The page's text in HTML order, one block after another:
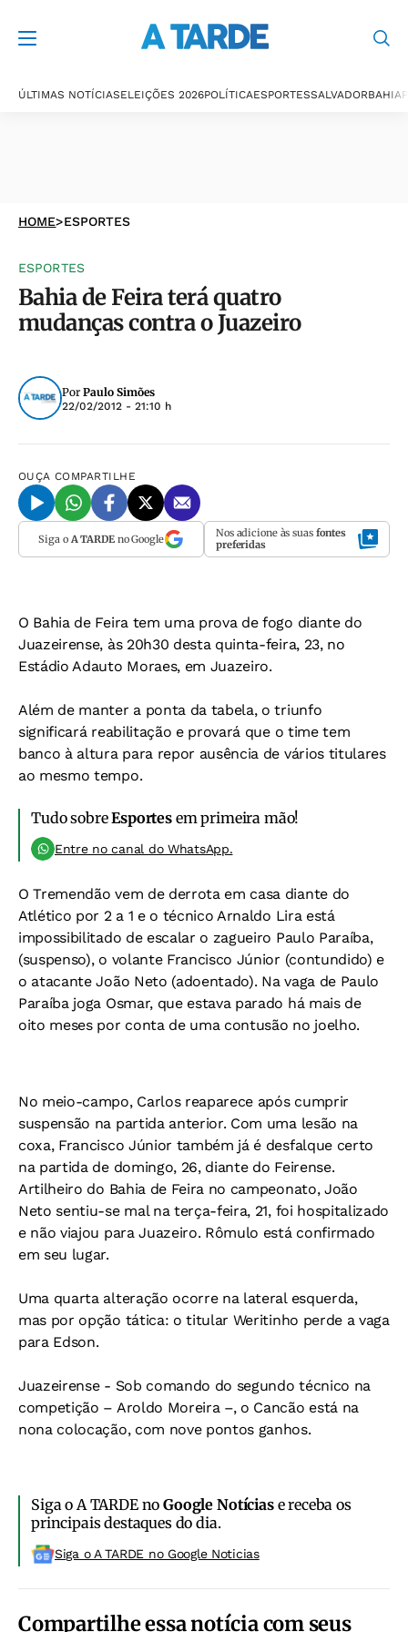
ÚLTIMAS NOTÍCIASELEIÇÕES 2026POLÍTICAESPORTESSALVADORBAHIA
HOME>ESPORTES
ESPORTES
Bahia de Feira terá quatro
mudanças contra o Juazeiro
Por Paulo Simões
22/02/2012 - 21:10 h
OUÇA COMPARTILHE
Siga o A TARDEno Google Nos adicione às suas fontes
preferidas
O Bahia de Feira tem uma prova de fogo diante do
Juazeirense, às 20h30 desta quinta-feira, 23, no
Estádio Adauto Moraes, em Juazeiro.
Além de manter a ponta da tabela, o triunfo
significará reabilitação e provará que o time tem
banco à altura para repor ausência de vários titulares
ao mesmo tempo.
Tudo sobreEsportesem primeira mão!
Entre no canal do WhatsApp.
O Tremendão vem de derrota em casa diante do
Atlético por 2 a 1 e o técnico Arnaldo Lira está
impossibilitado de escalar o zagueiro Paulo Paraíba,
(suspenso), o volante Francisco Júnior (contundido) e
o atacante João Neto (adoentado). Na vaga de Paulo
Paraíba joga Osmar, que estava parado há mais de
oito meses por conta de uma contusão no joelho.
No meio-campo, Carlos reaparece após cumprir
suspensão na partida anterior. Com uma lesão na
coxa, Francisco Júnior também já é desfalque certo
na partida de domingo, 26, diante do Feirense.
Artilheiro do Bahia de Feira no campeonato, João
Neto sentiu-se mal na terça-feira, 21, foi hospitalizado
e não viajou para Juazeiro. Rômulo está confirmado
em seu lugar.
Uma quarta alteração ocorre na lateral esquerda,
mas por opção tática: o titular Weritinho perde a vaga
para Edson.
Juazeirense - Sob comando do segundo técnico na
competição – Aroldo Moreira –, o Cancão está na
nona colocação, com nove pontos ganhos.
Siga o A TARDE noGoogle Notíciase receba os
principais destaques do dia.
Siga o A TARDE no Google Noticias
Compartilhe essa notícia com seus